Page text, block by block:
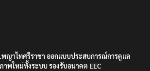
ญาไทศรีราชา ออกแบบประสบการณ์การดูแล
าพใหม่ทั้งระบบ รองรับอนาคต EEC